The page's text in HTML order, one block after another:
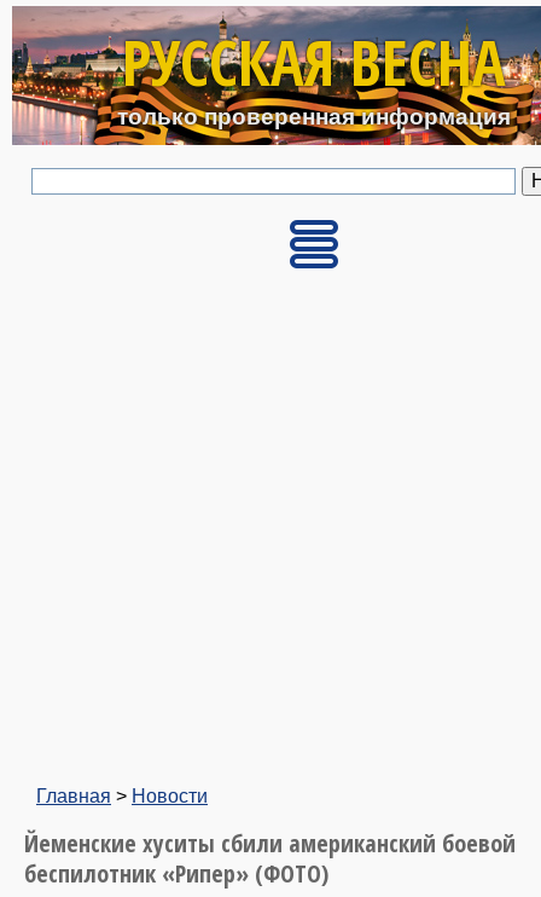
Перейти к основному
РУССКАЯ ВЕСНА
только проверенная информация
Главная > Новости
Йеменские хуситы сбили американский боевой
беспилотник «Рипер» (ФОТО)